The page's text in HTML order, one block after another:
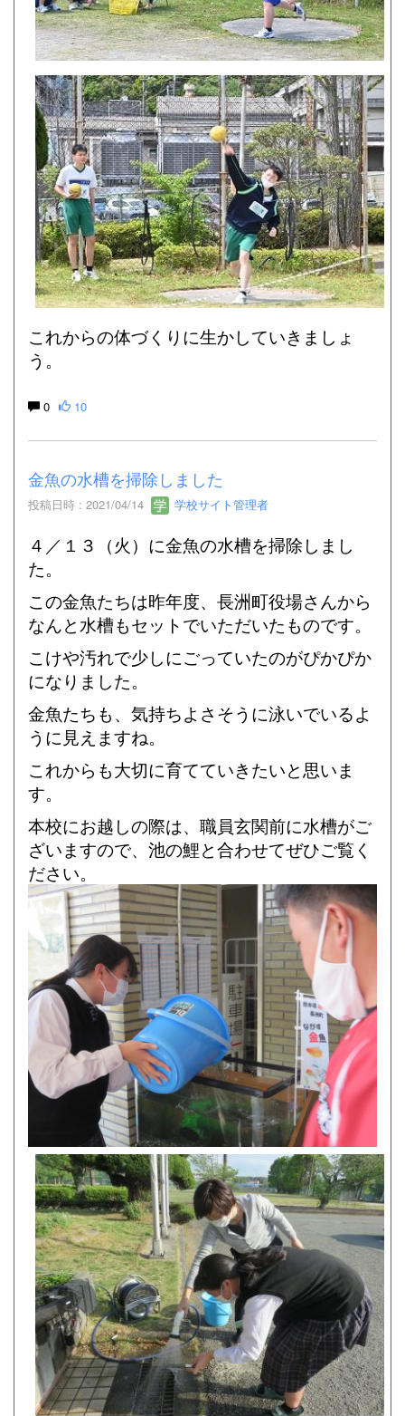
これからの体づくりに生かしていきましょ
う。
0 10
金魚の水槽を掃除しました
投稿日時 : 2021/04/14 学校サイト管理者
４／１３（火）に金魚の水槽を掃除しまし
た。
この金魚たちは昨年度、長洲町役場さんから
なんと水槽もセットでいただいたものです。
こけや汚れで少しにごっていたのがぴかぴか
になりました。
金魚たちも、気持ちよさそうに泳いでいるよ
うに見えますね。
これからも大切に育てていきたいと思いま
す。
本校にお越しの際は、職員玄関前に水槽がご
ざいますので、池の鯉と合わせてぜひご覧く
ださい。